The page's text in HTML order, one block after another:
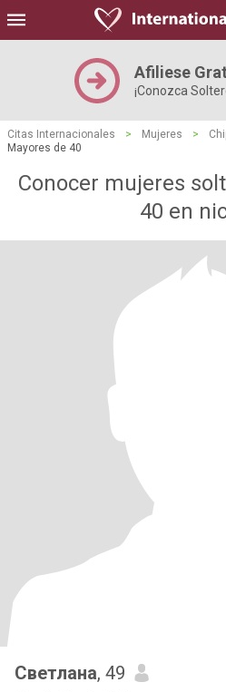
Afiliese
¡Conozca
Citas Internacionales > Mujeres >
Mayores de 40
Conocer mujeres
40 en
Светлана, 49